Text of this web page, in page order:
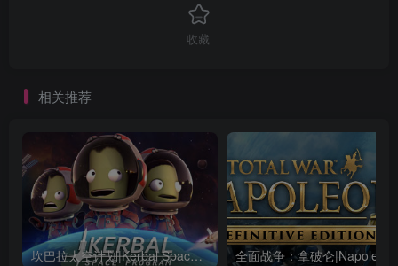
收藏
相关推荐
坎巴拉太空计划|Kerbal Space Program|1.12.5.3190|整合全DLC